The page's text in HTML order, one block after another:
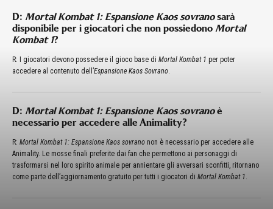
D: Mortal Kombat 1: Espansione Kaos sovranosarà
disponibile per i giocatori che non possiedono Mortal
Kombat 1?
R: I giocatori devono possedere il gioco base di Mortal Kombat 1 per poter
accedere al contenuto dell’Espansione Kaos Sovrano.
D: Mortal Kombat 1: Espansione Kaos sovranoè
necessario per accedere alle Animality?
R: Mortal Kombat 1: Espansione Kaos sovrano non è necessario per accedere alle
Animality. Le mosse finali preferite dai fan che permettono ai personaggi di
trasformarsi nel loro spirito animale per annientare gli avversari sconfitti, ritornano
come parte dell’aggiornamento gratuito per tutti i giocatori di Mortal Kombat 1.